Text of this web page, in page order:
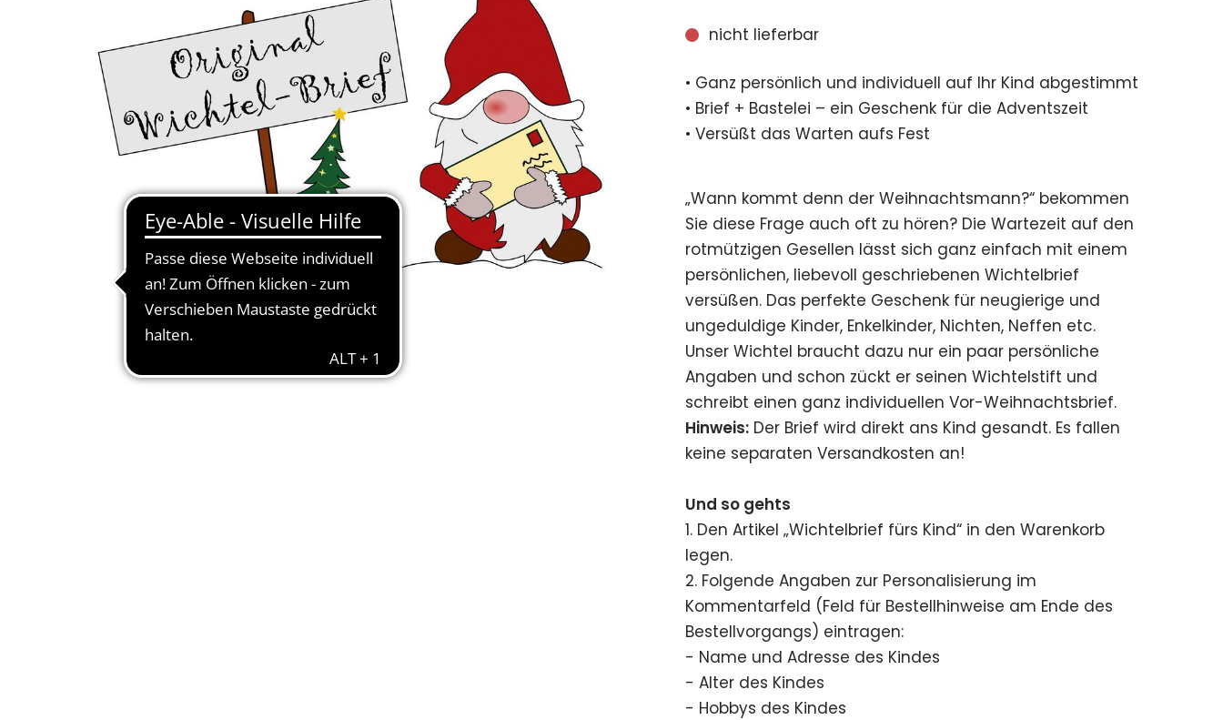
nicht lieferbar
• Ganz persönlich und individuell auf Ihr Kind abgestimmt
• Brief + Bastelei – ein Geschenk für die Adventszeit
• Versüßt das Warten aufs Fest
„Wann kommt denn der Weihnachtsmann?“ bekommen
Sie diese Frage auch oft zu hören? Die Wartezeit auf den
rotmützigen Gesellen lässt sich ganz einfach mit einem
persönlichen, liebevoll geschriebenen Wichtelbrief
versüßen. Das perfekte Geschenk für neugierige und
ungeduldige Kinder, Enkelkinder, Nichten, Neffen etc.
Unser Wichtel braucht dazu nur ein paar persönliche
Angaben und schon zückt er seinen Wichtelstift und
schreibt einen ganz individuellen Vor-Weihnachtsbrief.
Hinweis: Der Brief wird direkt ans Kind gesandt. Es fallen
keine separaten Versandkosten an!
Und so gehts
1. Den Artikel „Wichtelbrief fürs Kind“ in den Warenkorb
legen.
2. Folgende Angaben zur Personalisierung im
Kommentarfeld (Feld für Bestellhinweise am Ende des
Bestellvorgangs) eintragen:
- Name und Adresse des Kindes
- Alter des Kindes
- Hobbys des Kindes